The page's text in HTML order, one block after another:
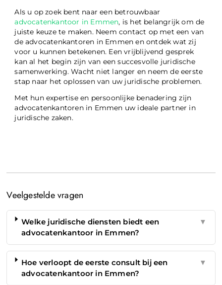
Als u op zoek bent naar een betrouwbaar
advocatenkantoor in Emmen, is het belangrijk om de
juiste keuze te maken. Neem contact op met een van
de advocatenkantoren in Emmen en ontdek wat zij
voor u kunnen betekenen. Een vrijblijvend gesprek
kan al het begin zijn van een succesvolle juridische
samenwerking. Wacht niet langer en neem de eerste
stap naar het oplossen van uw juridische problemen.
Met hun expertise en persoonlijke benadering zijn
advocatenkantoren in Emmen uw ideale partner in
juridische zaken.
Veelgestelde vragen
Welke juridische diensten biedt een
advocatenkantoor in Emmen?
▼
Hoe verloopt de eerste consult bij een
advocatenkantoor in Emmen?
▼